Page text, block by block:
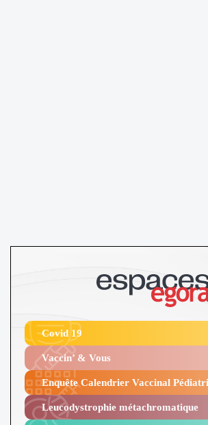
Covid 19
Vaccin’ & Vous
Enquête Calendrier Vaccinal
Leucodystrophie métachromatique